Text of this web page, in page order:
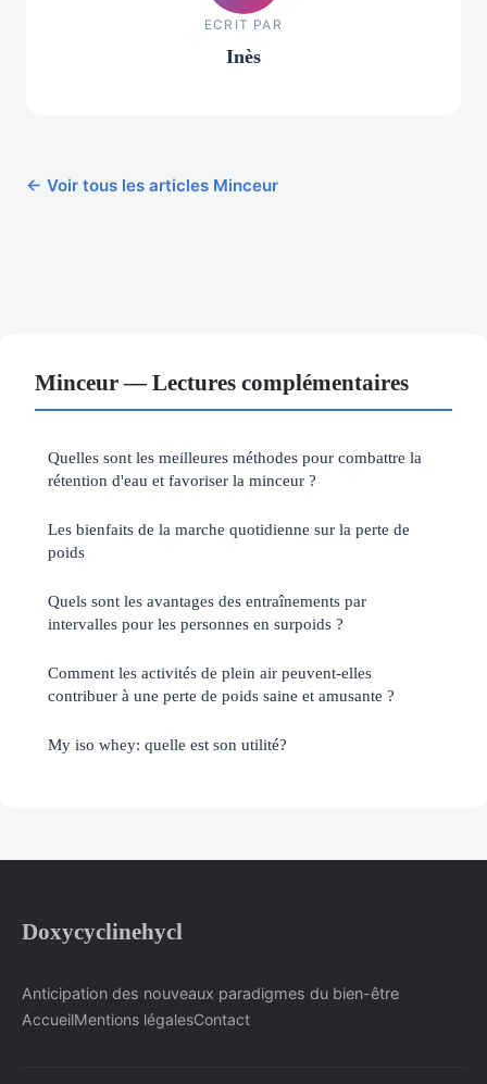
ECRIT PAR
Inès
← Voir tous les articles Minceur
Minceur — Lectures complémentaires
Quelles sont les meilleures méthodes pour combattre la
rétention d'eau et favoriser la minceur ?
Les bienfaits de la marche quotidienne sur la perte de
poids
Quels sont les avantages des entraînements par
intervalles pour les personnes en surpoids ?
Comment les activités de plein air peuvent-elles
contribuer à une perte de poids saine et amusante ?
My iso whey: quelle est son utilité?
Doxycyclinehycl
Anticipation des nouveaux paradigmes du bien-être
AccueilMentions légalesContact